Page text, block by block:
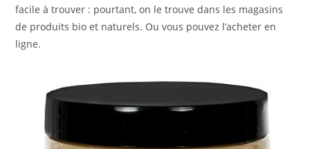
facile à trouver : pourtant, on le trouve dans les magasins
de produits bio et naturels. Ou vous pouvez l’acheter en
ligne.